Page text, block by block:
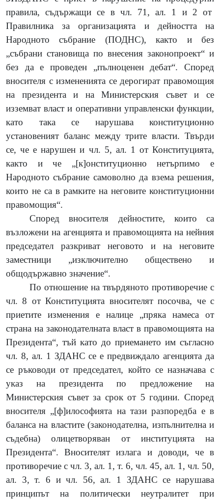
правила, съдържащи се в чл. 71, ал. 1 и 2 от
Правилника за организацията и дейността на
Народното събрание (ПОДНС), както и без
„събрани становища по внесения законопроект“ и
без да е проведен „пълноценен дебат“. Според
вносителя с измененията се дерогират правомощия
на президента и на Министерския съвет и се
изземват власт и оперативни управленски функции,
като така се нарушава конституционно
установеният баланс между трите власти. Твърди
се, че е нарушен и чл. 5, ал. 1 от Конституцията,
както и че „[к]онституционно нетърпимо е
Народното събрание самоволно да взема решения,
които не са в рамките на неговите конституционни
правомощия“.
Според вносителя дейностите, които са
възложени на агенцията и правомощията на нейния
председател разкриват неговото и на неговите
заместници „изключително обществено и
общодържавно значение“.
По отношение на твърдяното противоречие с
чл. 8 от Конституцията вносителят посочва, че с
приетите изменения е налице „пряка намеса от
страна на законодателната власт в правомощията на
Президента“, тъй като до приемането им съгласно
чл. 8, ал. 1 ЗДАНС се е предвиждало агенцията да
се ръководи от председател, който се назначава с
указ на президента по предложение на
Министерския съвет за срок от 5 години. Според
вносителя „[ф]илософията на тази разпоредба е в
баланса на властите (законодателна, изпълнителна и
съдебна) олицетворяван от институцията на
Президента“.Вносителят излага и доводи, че в
противоречие с чл. 3, ал. 1, т. 6, чл. 45, ал. 1, чл. 50,
ал. 3, т. 6 и чл. 56, ал. 1 ЗДАНС се нарушава
принципът на политически неутралитет при